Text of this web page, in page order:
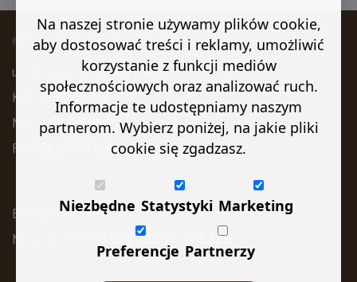
FUNDACJA KAN VISION
ul. Zdrojowa 51, 16-001 Kleosin
KRS: 0000761805
NIP: 9662126147
REGON: 382027394
Bank Pekao SA
Nr konta: 25 1240 5211 1111 0010 8719 3216
Na naszej stronie używamy plików cookie,
aby dostosować treści i reklamy, umożliwić
korzystanie z funkcji mediów
społecznościowych oraz analizować ruch.
Informacje te udostępniamy naszym
partnerom. Wybierz poniżej, na jakie pliki
cookie się zgadzasz.
Niezbędne Statystyki Marketing
Preferencje Partnerzy